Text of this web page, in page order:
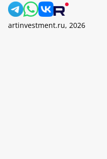
artinvestment.ru, 2026